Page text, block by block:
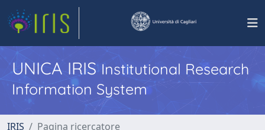
UNICA IRISInstitutional Research
Information System
IRIS Pagina ricercatore